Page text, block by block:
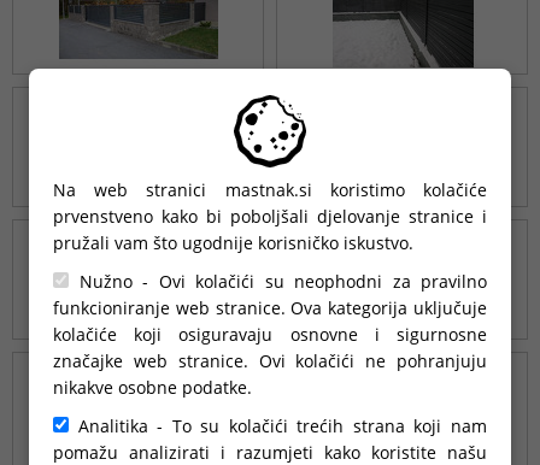
Na web stranici mastnak.si koristimo kolačiće
prvenstveno kako bi poboljšali djelovanje stranice i
pružali vam što ugodnije korisničko iskustvo.
Nužno - Ovi kolačići su neophodni za pravilno
funkcioniranje web stranice. Ova kategorija uključuje
kolačiće koji osiguravaju osnovne i sigurnosne
značajke web stranice. Ovi kolačići ne pohranjuju
nikakve osobne podatke.
Analitika - To su kolačići trećih strana koji nam
pomažu analizirati i razumjeti kako koristite našu